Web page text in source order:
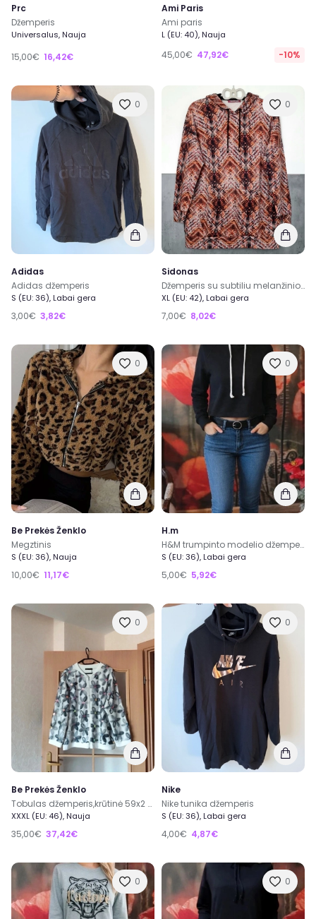
Prc
Džemperis
Universalus, Nauja
15,00€ 16,42€
Ami Paris
Ami paris
L (EU: 40), Nauja
45,00€ 47,92€ -10%
0
Adidas
Adidas džemperis
S (EU: 36), Labai gera
3,00€ 3,82€
0
Sidonas
Džemperis su subtiliu melanžinio efekto raštu
XL (EU: 42), Labai gera
7,00€ 8,02€
0
Be Prekės Ženklo
Megztinis
S (EU: 36), Nauja
10,00€ 11,17€
0
H.m
H&M trumpinto modelio džemperis
S (EU: 36), Labai gera
5,00€ 5,92€
0
Be Prekės Ženklo
Tobulas džemperis,krūtinė 59x2 cm.Nedėvėtas
XXXL (EU: 46), Nauja
35,00€ 37,42€
0
Nike
Nike tunika džemperis
S (EU: 36), Labai gera
4,00€ 4,87€
0 0